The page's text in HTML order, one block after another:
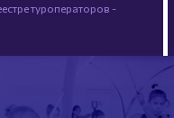
туроператоров -